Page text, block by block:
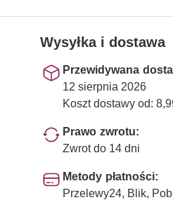
Wysyłka i dostawa
Przewidywana
12 sierpnia 2026
Koszt dostawy od:
Prawo zwrotu:
Zwrot do 14 dni
Metody płatności:
Przelewy24, Blik,